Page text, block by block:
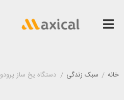
خانه / سبک زندگی / دستگاه یخ ساز پرودو Porodo PD-LSICMV2-BK